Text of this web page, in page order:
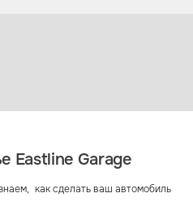
Eastline Garage
как сделать ваш автомобиль